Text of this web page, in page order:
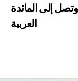
إلى المائدة
العربية